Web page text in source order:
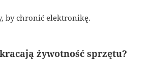
by chronić elektronikę.
żywotność sprzętu?